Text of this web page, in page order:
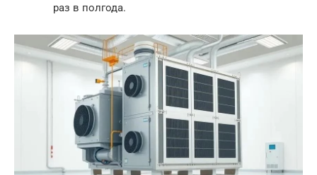
раз в полгода.